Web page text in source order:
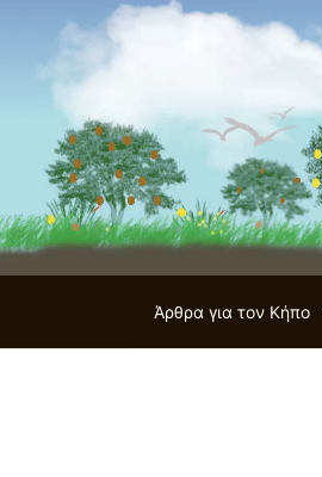
περιεχόμενο
Άρθρα για τον Κήπο